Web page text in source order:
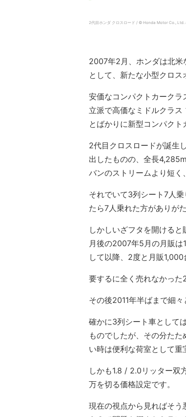
2代目ホンダ クロスロード / © Honda Motor Co.,
2007年2月、ホンダは北米
として、新たな小型クロス
安価なコンパクトカーク
立派で高価なミドルクラ
とばかりに新型コンパクト
2代目クロスロードが誕生
出したものの、全長
バンのストリームより短く
それでいて3列シート7人
たら7人乗れた方がありが
しかしいざフタを開ける
月後の2007年5月の月販
して以降、2度と月販
要するに全く売れなかった
その後2011年半ばまで細
確かに3列シート車として
ものでしたが、その分た
い時は便利な荷室として重
しかも1.8 / 2.0リッター双
万を切る価格設定です。
現在の視点から見ればそう